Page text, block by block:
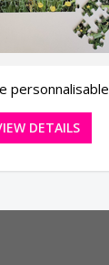
personnalisable
DETAILS